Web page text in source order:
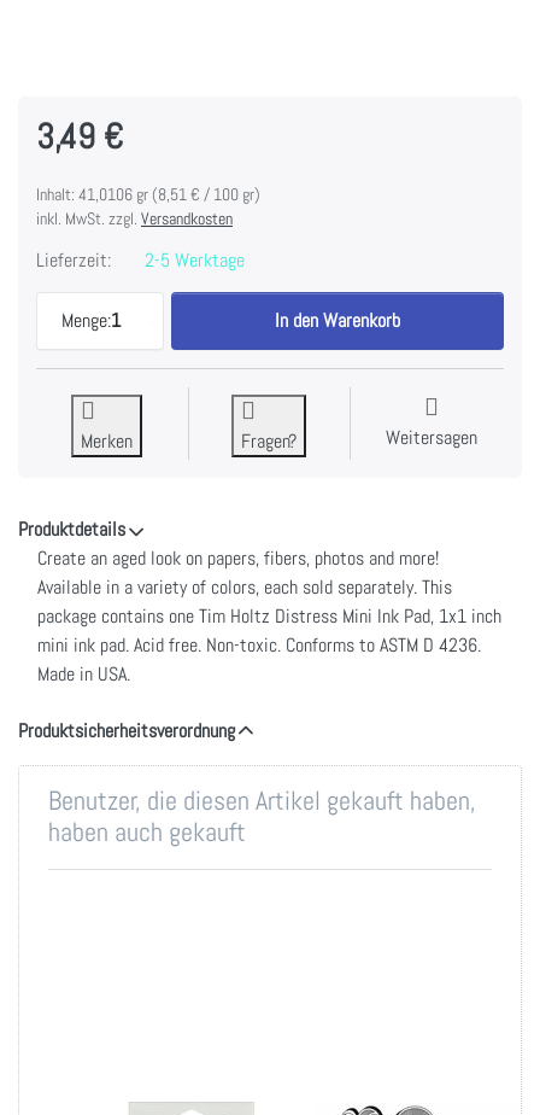
3,49 €
Inhalt: 41,0106 gr (8,51 € / 100 gr)
inkl. MwSt. zzgl. Versandkosten
Lieferzeit: 2-5 Werktage
Menge:1
Tim Holtz Distress Mini Ink Pad-Tattered Rose zu
In den Warenkorb
Merken Fragen? Weitersagen
Produktdetails
Create an aged look on papers, fibers, photos and more!
Available in a variety of colors, each sold separately. This
package contains one Tim Holtz Distress Mini Ink Pad, 1x1 inch
mini ink pad. Acid free. Non-toxic. Conforms to ASTM D 4236.
Made in USA.
Produktsicherheitsverordnung
Benutzer, die diesen Artikel gekauft haben,
haben auch gekauft